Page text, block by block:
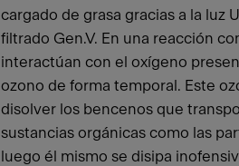
cargado de grasa gracias a la luz
filtrado Gen.V. En una reacción
interactúan con el oxígeno
ozono de forma temporal. Este
disolver los bencenos que
sustancias orgánicas como las
luego él mismo se disipa